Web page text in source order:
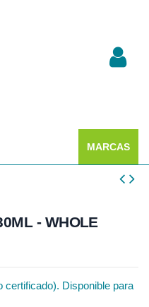
MARCAS
- WHOLE
certificado). Disponible para